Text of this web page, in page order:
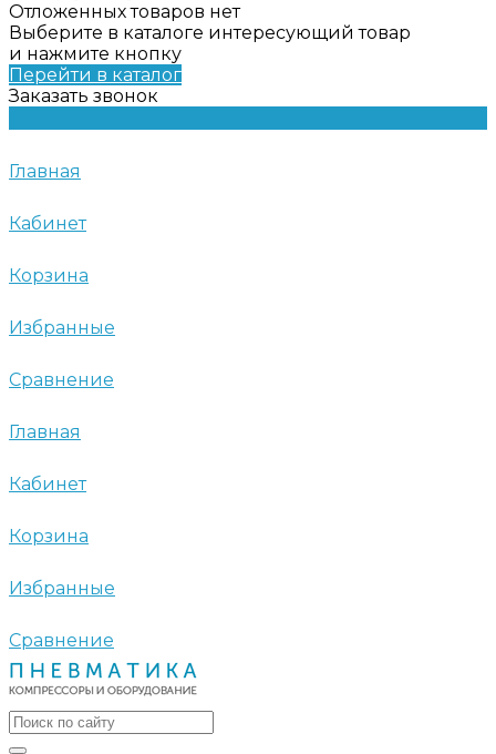
Отложенных товаров нет
Выберите в каталоге интересующий товар
и нажмите кнопку
Перейти в каталог
Заказать звонок
Главная
Кабинет
Корзина
Избранные
Сравнение
Главная
Кабинет
Корзина
Избранные
Сравнение